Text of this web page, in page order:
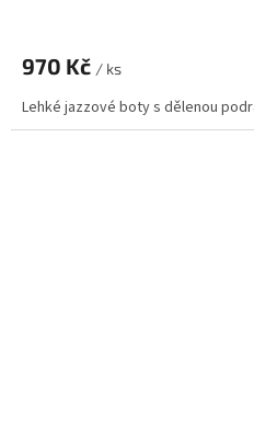
970 Kč / ks
Lehké jazzové boty s dělenou